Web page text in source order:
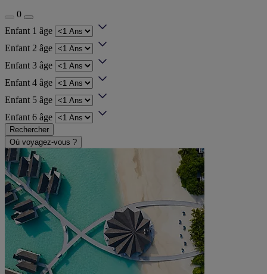
0
Enfant 1 âge
Enfant 2 âge
Enfant 3 âge
Enfant 4 âge
Enfant 5 âge
Enfant 6 âge
Rechercher
Où voyagez-vous ?